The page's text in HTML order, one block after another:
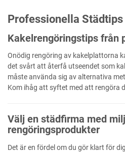
Professionella Städtips
Kakelrengöringstips från
Onödig rengöring av kakelplattorna
det svårt att återfå utseendet som
måste använda sig av alternativa
Kom ihåg att syftet med att rengöra
Välj en städfirma med
rengöringsprodukter
Det är en fördel om du gör klart för